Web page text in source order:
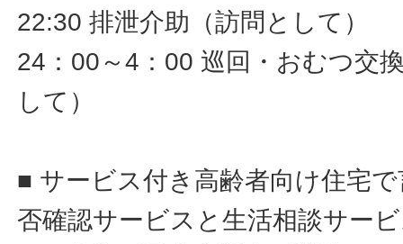
22:30 排泄介助（訪問として）
24：00～4：00 巡回・おむつ交
して）
■ サービス付き高齢者向け住宅
否確認サービスと生活相談サー